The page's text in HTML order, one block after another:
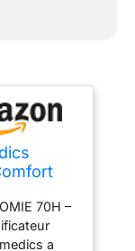
–
70H –
a